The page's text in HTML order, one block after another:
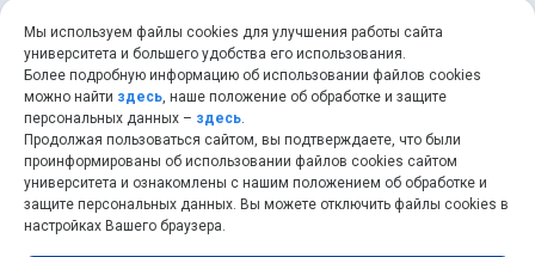
+7 (846) 267-49-99
help@ssau.ru
Мы используем файлы cookies для улучшения работы сайта
университета и большего удобства его использования.
Более подробную информацию об использовании файлов cookies
можно найти здесь, наше положение об обработке и защите
персональных данных – здесь.
Продолжая пользоваться сайтом, вы подтверждаете, что были
проинформированы об использовании файлов cookies сайтом
университета и ознакомлены с нашим положением об обработке и
защите персональных данных. Вы можете отключить файлы cookies в
настройках Вашего браузера.